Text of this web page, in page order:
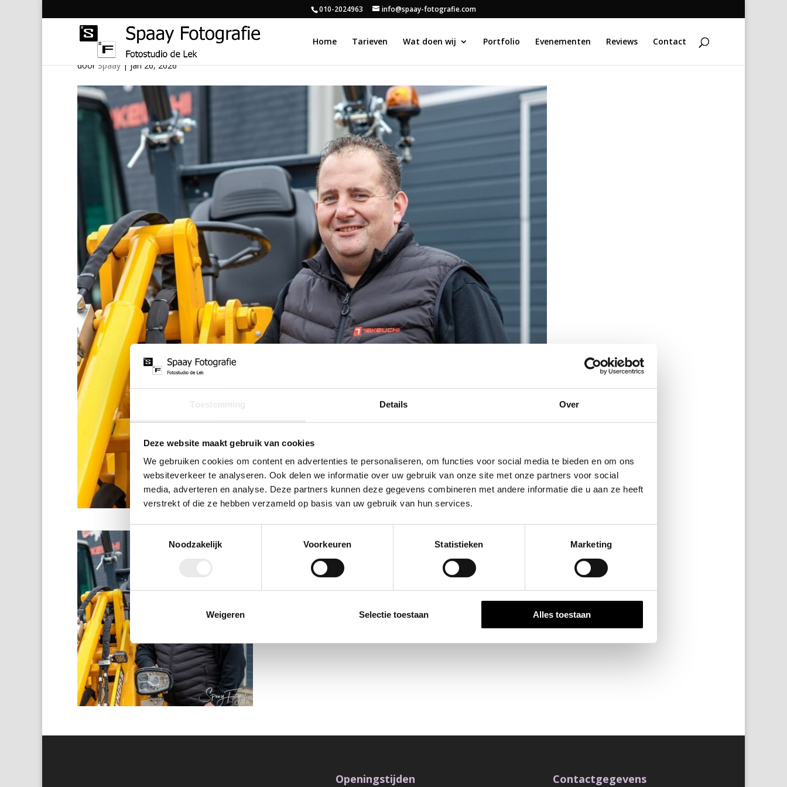
Details Over
Deze website maakt gebruik van cookies
We gebruiken cookies om content en advertenties te personaliseren, om functies voor social media te bieden en om ons
websiteverkeer te analyseren. Ook delen we informatie over uw gebruik van onze site met onze partners voor social
media, adverteren en analyse. Deze partners kunnen deze gegevens combineren met andere informatie die u aan ze heeft
verstrekt of die ze hebben verzameld op basis van uw gebruik van hun services.
Toestemmingsselectie
Noodzakelijk
Voorkeuren Statistieken Marketing
Weigeren Selectie toestaan Alles toestaan
010-2024963 info@spaay-fotografie.com
Home Tarieven Wat doen wij Portfolio Evenementen Reviews Contact
12
doorSpaay|jan 26, 2026
Openingstijden Contactgegevens